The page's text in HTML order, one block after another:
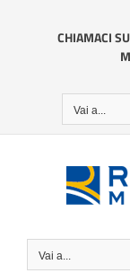
contenutoCHIAMACI
Vai a...
Vai a...